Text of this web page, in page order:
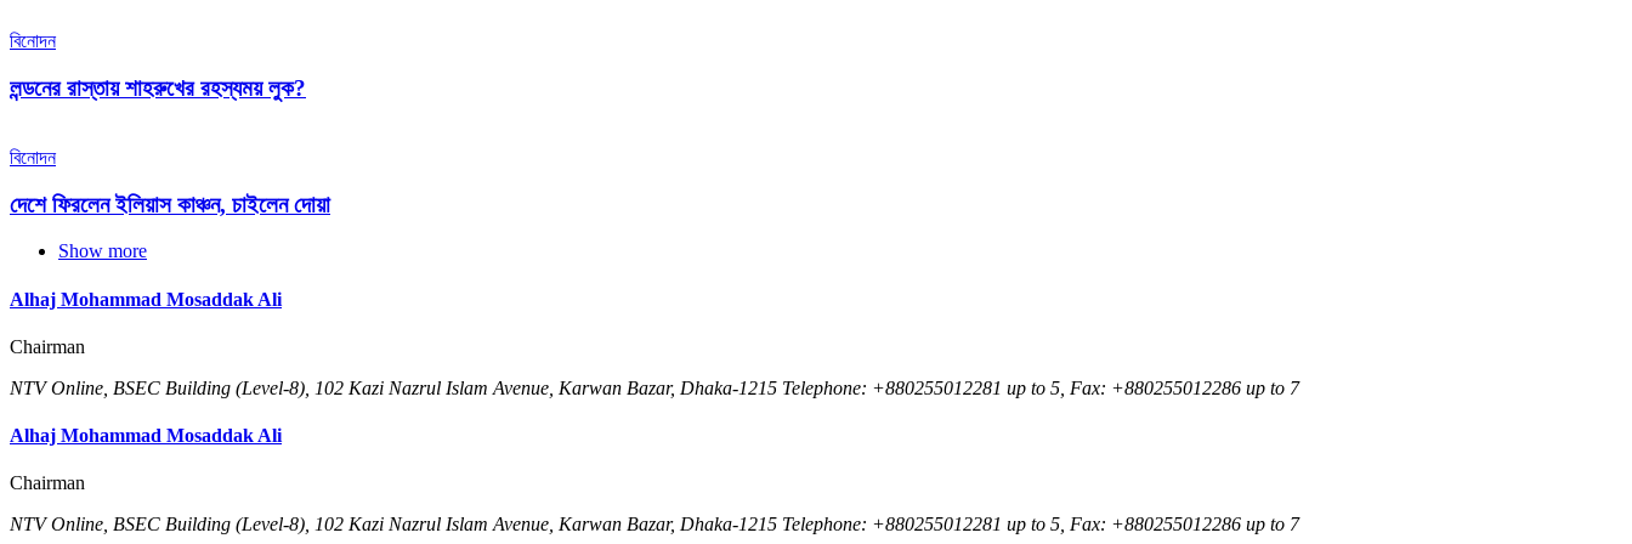
বিনোদন
লন্ডনের রাস্তায় শাহরুখের রহস্যময় লুক?
বিনোদন
দেশে ফিরলেন ইলিয়াস কাঞ্চন, চাইলেন দোয়া
Show more
Alhaj Mohammad Mosaddak Ali
Chairman
NTV Online, BSEC Building (Level-8), 102 Kazi Nazrul Islam Avenue, Karwan Bazar, Dhaka-1215 Telephone: +880255012281 up to 5, Fax: +880255012286 up to 7
Alhaj Mohammad Mosaddak Ali
Chairman
NTV Online, BSEC Building (Level-8), 102 Kazi Nazrul Islam Avenue, Karwan Bazar, Dhaka-1215 Telephone: +880255012281 up to 5, Fax: +880255012286 up to 7